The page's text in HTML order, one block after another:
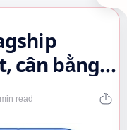
cân bằng
chú ý…
read